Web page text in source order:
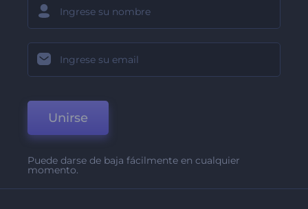
Unirse
Puede darse de baja fácilmente en cualquier
momento.